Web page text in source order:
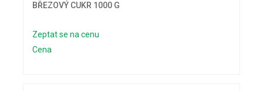
BŘEZOVÝ CUKR 1000 G
Zeptat se na cenu
Cena